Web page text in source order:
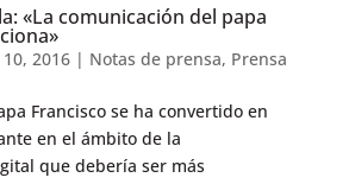
«La comunicación del papa
2016| Notas de prensa, Prensa
Francisco se ha convertido en
en el ámbito de la
que debería ser más